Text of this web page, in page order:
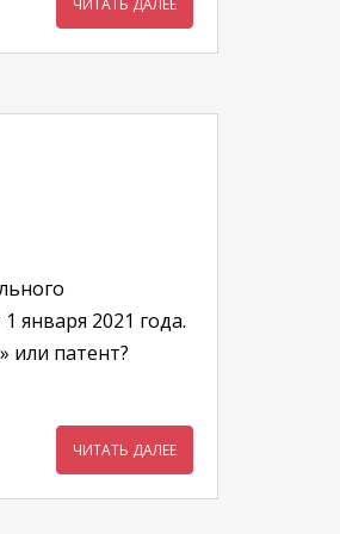
ЧИТАТЬ ДАЛЕЕ
января 2021 года.
или патент?
ЧИТАТЬ ДАЛЕЕ